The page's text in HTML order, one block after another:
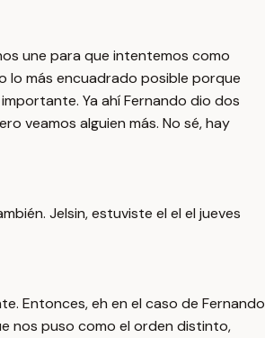
une para que intentemos como
lo más encuadrado posible porque
Ya ahí Fernando dio dos
veamos alguien más. No sé, hay
Jelsin, estuviste el el el jueves
Entonces, eh en el caso de Fernando
nos puso como el orden distinto,